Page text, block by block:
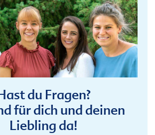
du Fragen?
für dich und deinen
Liebling da!